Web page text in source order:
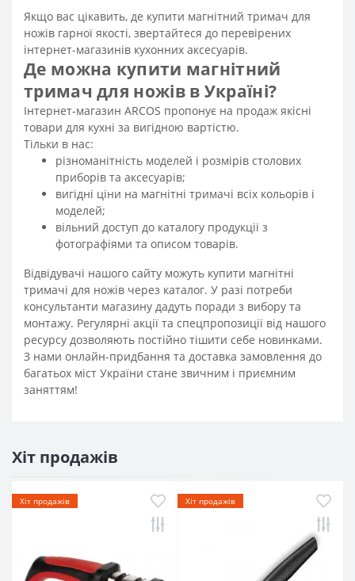
Якщо вас цікавить, де купити магнітний тримач для
ножів гарної якості, звертайтеся до перевірених
інтернет-магазинів кухонних аксесуарів.
Де можна купити магнітний
тримач для ножів в Україні?
Інтернет-магазин ARCOS пропонує на продаж якісні
товари для кухні за вигідною вартістю.
Тільки в нас:
різноманітність моделей і розмірів столових
приборів та аксесуарів;
вигідні ціни на магнітні тримачі всіх кольорів і
моделей;
вільний доступ до каталогу продукції з
фотографіями та описом товарів.
Відвідувачі нашого сайту можуть купити магнітні
тримачі для ножів через каталог. У разі потреби
консультанти магазину дадуть поради з вибору та
монтажу. Регулярні акції та спецпропозиції від нашого
ресурсу дозволяють постійно тішити себе новинками.
З нами онлайн-придбання та доставка замовлення до
багатьох міст України стане звичним і приємним
заняттям!
Хіт продажів
Хіт продажів Хіт продажів